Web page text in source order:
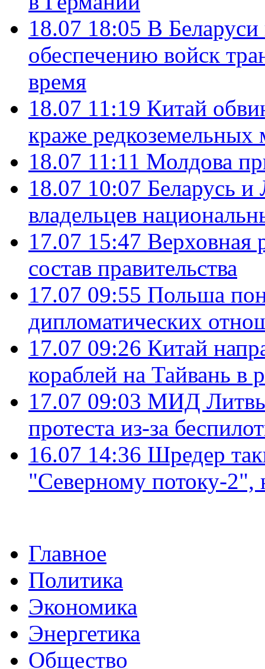
18.07 18:05 В
обеспечению войск
время
18.07 11:19 Китай
краже редкоземельных
18.07 11:11 Молдова
18.07 10:07 Беларусь
владельцев
17.07 15:47 Верховная
состав правительства
17.07 09:55 Польша
дипломатических
17.07 09:26 Китай
кораблей на Тайвань в
17.07 09:03 МИД Литвы
протеста из-за
16.07 14:36 Шредер
"Северному потоку-2",
Главное
Политика
Экономика
Энергетика
Общество